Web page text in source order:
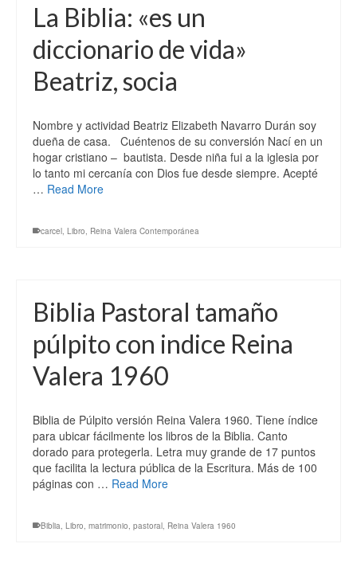
La Biblia: «es un
diccionario de vida»
Beatriz, socia
Nombre y actividad Beatriz Elizabeth Navarro Durán soy
dueña de casa. Cuéntenos de su conversión Nací en un
hogar cristiano – bautista. Desde niña fui a la iglesia por
lo tanto mi cercanía con Dios fue desde siempre. Acepté
… Read More
carcel Libro Reina Valera Contemporánea
Biblia Pastoral tamaño
púlpito con indice Reina
Valera 1960
Biblia de Púlpito versión Reina Valera 1960. Tiene índice
para ubicar fácilmente los libros de la Biblia. Canto
dorado para protegerla. Letra muy grande de 17 puntos
que facilita la lectura pública de la Escritura. Más de 100
páginas con … Read More
Biblia Libro matrimonio pastoral Reina Valera 1960